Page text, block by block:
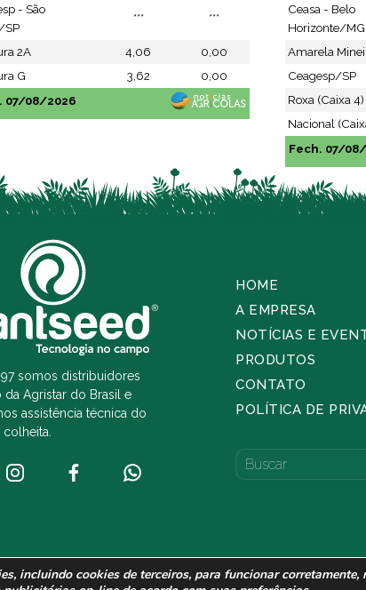
- São
SP
*** ***
2A 4,06
0,00
G
3,62
0,00
07/08/2026
Ceasa - Belo
Horizonte/MG
Amarela
Ceagesp/SP
Roxa (Caixa 4)
Nacional
Fech. 07/
somos distribuidores
da Agristar do Brasil e
assistência técnica do
HOME
A EMPRESA
NOTÍCIAS E
PRODUTOS
CONTATO
POLÍTICA DE
incluindo cookies de terceiros, para funcionar corretamente,